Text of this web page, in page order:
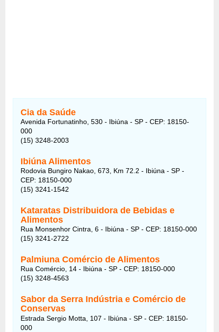
Cia da Saúde
Avenida Fortunatinho, 530 - Ibiúna - SP - CEP: 18150-
000
(15) 3248-2003
Ibiúna Alimentos
Rodovia Bungiro Nakao, 673, Km 72.2 - Ibiúna - SP -
CEP: 18150-000
(15) 3241-1542
Kataratas Distribuidora de Bebidas e
Alimentos
Rua Monsenhor Cintra, 6 - Ibiúna - SP - CEP: 18150-000
(15) 3241-2722
Palmiuna Comércio de Alimentos
Rua Comércio, 14 - Ibiúna - SP - CEP: 18150-000
(15) 3248-4563
Sabor da Serra Indústria e Comércio de
Conservas
Estrada Sergio Motta, 107 - Ibiúna - SP - CEP: 18150-
000